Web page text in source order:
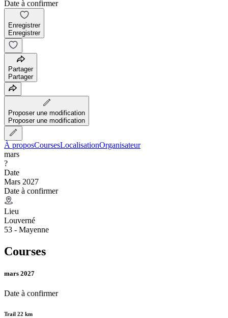
Date à confirmer
Enregistrer
Enregistrer
Partager
Partager
Proposer une modification
Proposer une modification
À proposCoursesLocalisationOrganisateur
mars
?
Date
Mars 2027
Date à confirmer
Lieu
Louverné
53 - Mayenne
Courses
mars 2027
Date à confirmer
Trail 22 km